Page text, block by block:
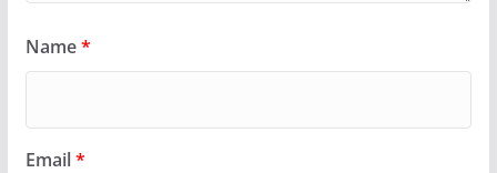
Name*
Email*